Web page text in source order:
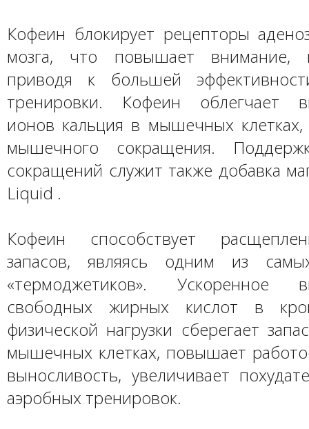
Кофеин блокирует рецепторы
мозга, что повышает внимание,
приводя к большей
тренировки. Кофеин облегчает
ионов кальция в мышечных
мышечного сокращения.
сокращений служит также добавка
Liquid .
Кофеин способствует
запасов, являясь одним из
«термоджетиков». Ускоренное
свободных жирных кислот в
физической нагрузки сберегает
мышечных клетках, повышает
выносливость, увеличивает
аэробных тренировок.